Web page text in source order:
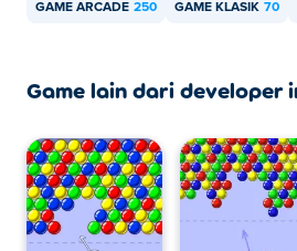
GAME ARCADE 250 GAME KLASIK 70
Game lain dari developer